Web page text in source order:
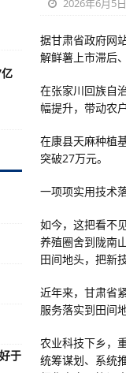
2026年6月5
据甘肃省政府网
解鲜薯上市滞后
在张家川回族自
幅提升，带动农
在康县天麻种植
突破27万元。
一项项实用技术
如今，这把看不
养殖圈舍到陇南
田间地头，把新
近年来，甘肃省
服务落实到田间
农业科技下乡，
统筹谋划、系统
于